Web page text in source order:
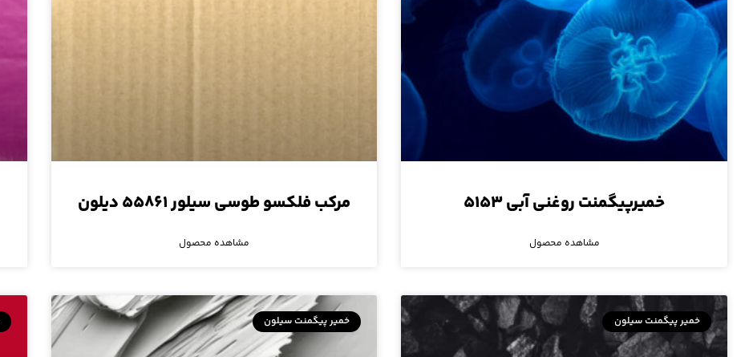
خمیرپیگمنت روغنی آبی ۵۱۵۳
مشاهده محصول
مرکب فلکسو طوسی سیلور ۵۵۸۶۱ دیلون
مشاهده محصول
خمیر پیگمنت سیلون خمیر پیگمنت سیلون